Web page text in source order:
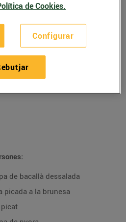
de
de bacallà dessalada
picada a la brunesa
de Cookies.
Configurar